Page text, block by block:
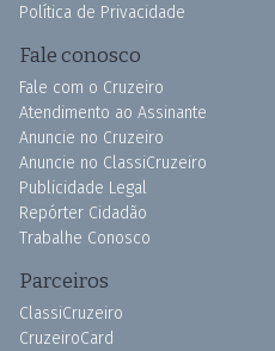
Política de Privacidade
Fale conosco
Fale com o Cruzeiro
Atendimento ao Assinante
Anuncie no Cruzeiro
Anuncie no ClassiCruzeiro
Publicidade Legal
Repórter Cidadão
Trabalhe Conosco
Parceiros
ClassiCruzeiro
CruzeiroCard